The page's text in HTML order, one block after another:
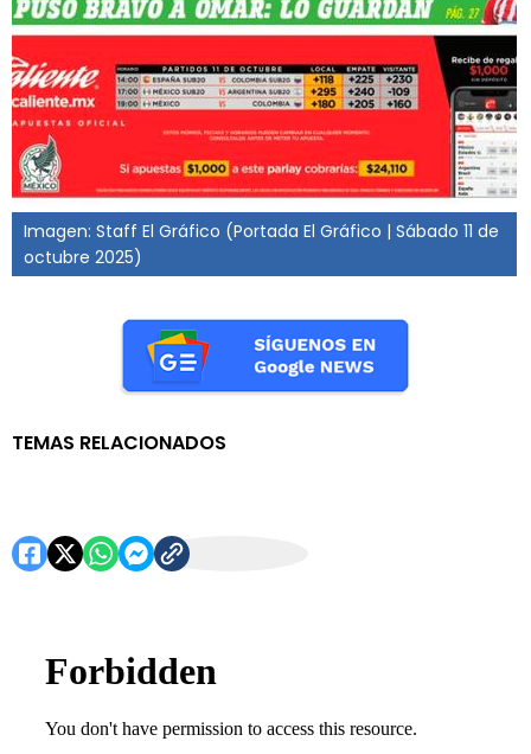
Imagen: Staff El Gráfico (Portada El Gráfico | Sábado 11 de
octubre 2025)
TEMAS RELACIONADOS